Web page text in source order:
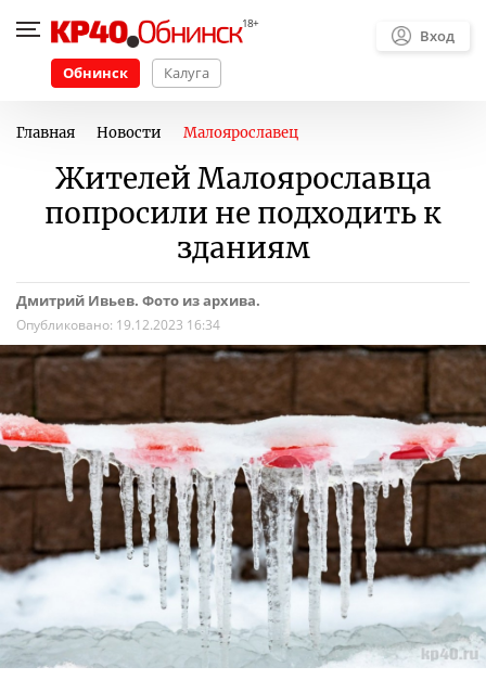
Обнинск Калуга
Вход
Главная Новости Малоярославец
Жителей Малоярославца
попросили не подходить к
зданиям
Дмитрий Ивьев. Фото из архива.
Опубликовано: 19.12.2023 16:34